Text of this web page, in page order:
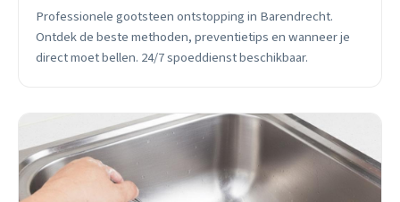
Professionele gootsteen ontstopping in Barendrecht.
Ontdek de beste methoden, preventietips en wanneer je
direct moet bellen. 24/7 spoeddienst beschikbaar.